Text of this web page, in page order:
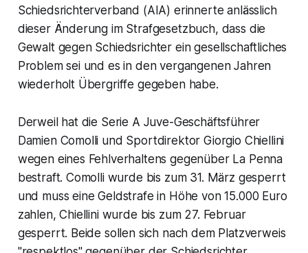
Schiedsrichterverband (AIA) erinnerte anlässlich
dieser Änderung im Strafgesetzbuch, dass die
Gewalt gegen Schiedsrichter ein gesellschaftliches
Problem sei und es in den vergangenen Jahren
wiederholt Übergriffe gegeben habe.
Derweil hat die Serie A Juve-Geschäftsführer
Damien Comolli und Sportdirektor Giorgio Chiellini
wegen eines Fehlverhaltens gegenüber La Penna
bestraft. Comolli wurde bis zum 31. März gesperrt
und muss eine Geldstrafe in Höhe von 15.000 Euro
zahlen, Chiellini wurde bis zum 27. Februar
gesperrt. Beide sollen sich nach dem Platzverweis